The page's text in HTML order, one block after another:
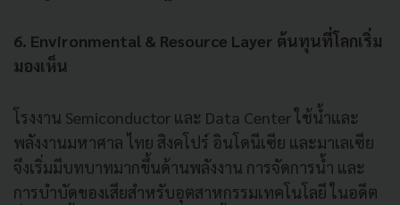
6. Environmental & Resource Layer ต้นทุนที่โลกเริ่ม
มองเห็น
โรงงาน Semiconductor และ Data Center ใช้น้ำและ
พลังงานมหาศาล ไทย สิงคโปร์ อินโดนีเซีย และมาเลเซีย
จึงเริ่มมีบทบาทมากขึ้นด้านพลังงาน การจัดการน้ำ และ
การบำบัดของเสียสำหรับอุตสาหกรรมเทคโนโลยี ในอดีต